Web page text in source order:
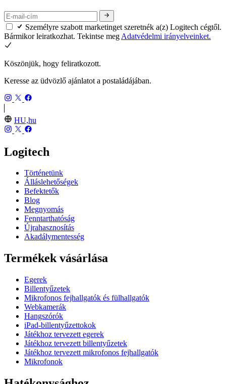
Személyre szabott marketinget szeretnék a(z) Logitech cégtől.
Bármikor leiratkozhat. Tekintse meg Adatvédelmi irányelveinket.
Köszönjük, hogy feliratkozott.
Keresse az üdvözlő ajánlatot a postaládájában.
HU,hu
Logitech
Történetünk
Álláslehetőségek
Befektetők
Blog
Megnyomás
Fenntarthatóság
Újrahasznosítás
Akadálymentesség
Termékek vásárlása
Egerek
Billentyűzetek
Mikrofonos fejhallgatók és fülhallgatók
Webkamerák
Hangszórók
iPad-billentyűzettokok
Játékhoz tervezett egerek
Játékhoz tervezett billentyűzetek
Játékhoz tervezett mikrofonos fejhallgatók
Mikrofonok